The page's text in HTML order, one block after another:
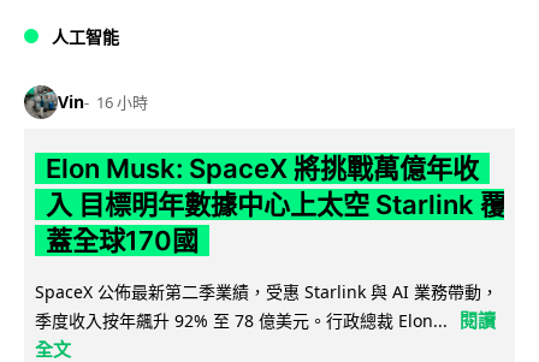
人工智能
Vin 16 小時
Elon Musk: SpaceX 將挑戰萬億年收
入 目標明年數據中心上太空 Starlink 覆
蓋全球170國
SpaceX 公佈最新第二季業績，受惠 Starlink 與 AI 業務帶動，
季度收入按年飆升 92% 至 78 億美元。行政總裁 Elon...
閱讀
全文